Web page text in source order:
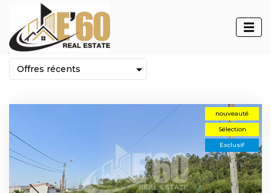
Biens immobiliers
nouveauté
Sélection
Exclusif